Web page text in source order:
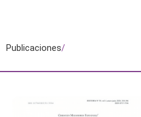
Publicaciones/